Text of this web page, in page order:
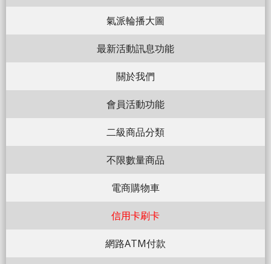
氣派輪播大圖
最新活動訊息功能
關於我們
會員活動功能
二級商品分類
不限數量商品
電商購物車
信用卡刷卡
網路ATM付款